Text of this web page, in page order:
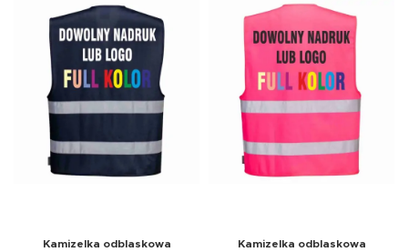
Kamizelka odblaskowa
Kamizelka odblaskowa